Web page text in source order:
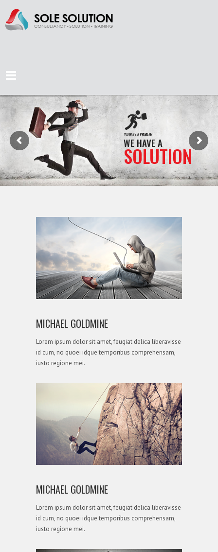
YOU HAVE A PROBLEM?
SOLUTION
WE HAVE A
STRATEGY
MICHAEL GOLDMINE
Lorem ipsum dolor sit amet, feugiat delica liberavisse
id cum, no quoei idque temporibus comprehensam,
iusto regione mei.
STRATEGY
MICHAEL GOLDMINE
Lorem ipsum dolor sit amet, feugiat delica liberavisse
id cum, no quoei idque temporibus comprehensam,
iusto regione mei.